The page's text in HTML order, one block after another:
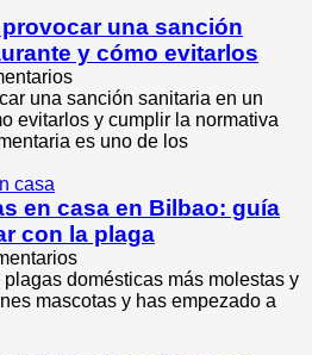
una sanción
y cómo evitarlos
una sanción sanitaria en un
evitarlos y cumplir la normativa
es uno de los
en casa en Bilbao: guía
con la plaga
domésticas más molestas y
mascotas y has empezado a